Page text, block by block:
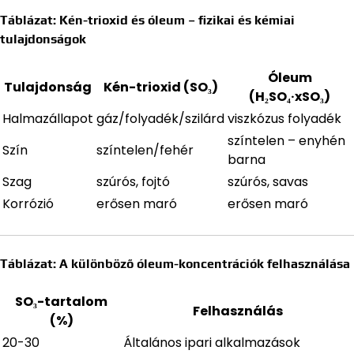
Táblázat: Kén-trioxid és óleum – fizikai és kémiai
tulajdonságok
Tulajdonság Kén-trioxid (SO₃)
Óleum
(H₂SO₄·xSO₃)
Halmazállapot gáz/folyadék/szilárdviszkózus folyadék
Szín
színtelen/fehér
színtelen – enyhén
barna
Szag
szúrós, fojtó
szúrós, savas
Korrózió
erősen maró erősen maró
Táblázat: A különböző óleum-koncentrációk felhasználása
SO₃-tartalom
(%)
Felhasználás
20-30
Általános ipari alkalmazások